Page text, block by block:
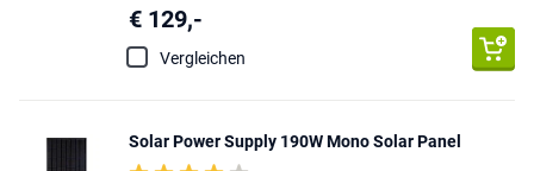
€ 129,-
Vergleichen
Solar Power Supply 190W Mono Solar Panel